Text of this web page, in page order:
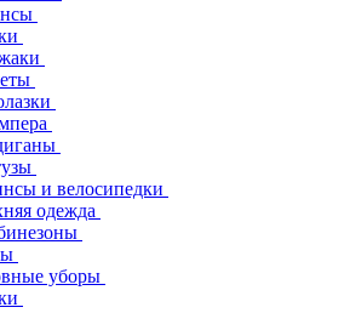
и велосипедки
одежда
уборы